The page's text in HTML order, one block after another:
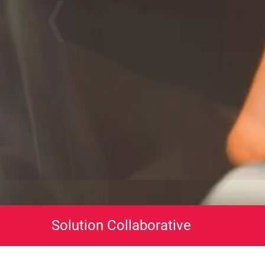
Solution Collaborative